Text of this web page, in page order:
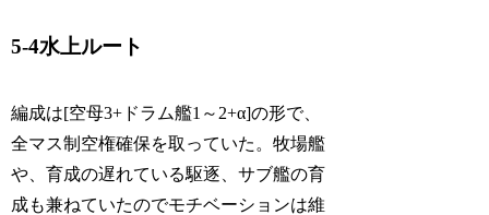
5-4水上ルート
編成は[空母3+ドラム艦1～2+α]の形で、
全マス制空権確保を取っていた。牧場艦
や、育成の遅れている駆逐、サブ艦の育
成も兼ねていたのでモチベーションは維